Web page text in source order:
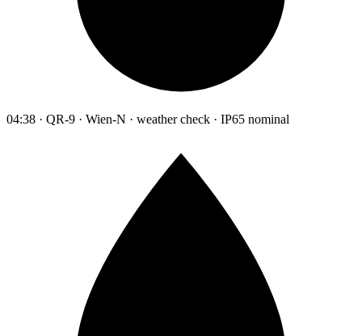
04:38 · QR-9 · Wien-N · weather check · IP65 nominal